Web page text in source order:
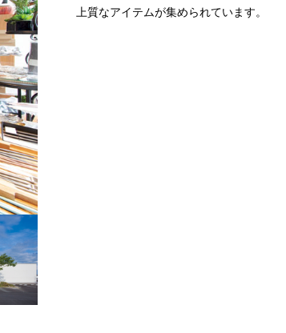
上質なアイテムが集められています。